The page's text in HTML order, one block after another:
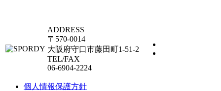
ADDRESS
〒570-0014
大阪府守口市藤田町1-51-2
TEL/FAX
06-6904-2224
個人情報保護方針